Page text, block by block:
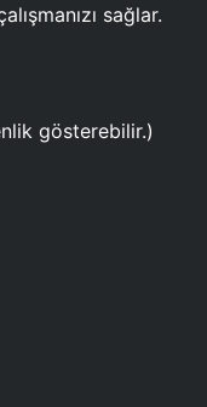
sağlar.
gösterebilir.)